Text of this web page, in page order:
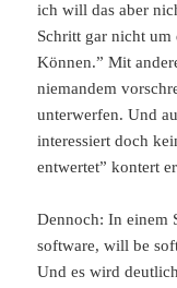
ich will das aber
Schritt gar nicht um
Können.” Mit
niemandem
unterwerfen. Und
interessiert doch
entwertet” kontert
Dennoch: In einem
software, will be
Und es wird